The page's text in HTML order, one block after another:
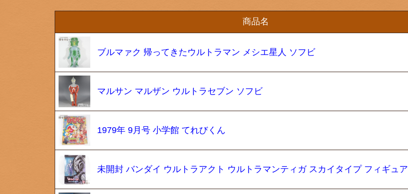
商品名
ブルマァク 帰ってきたウルトラマン メシエ星人 ソフビ
マルサン マルザン ウルトラセブン ソフビ
1979年 9月号 小学館 てれびくん
未開封 バンダイ ウルトラアクト ウルトラマンティガ スカイタイプ フィギュア